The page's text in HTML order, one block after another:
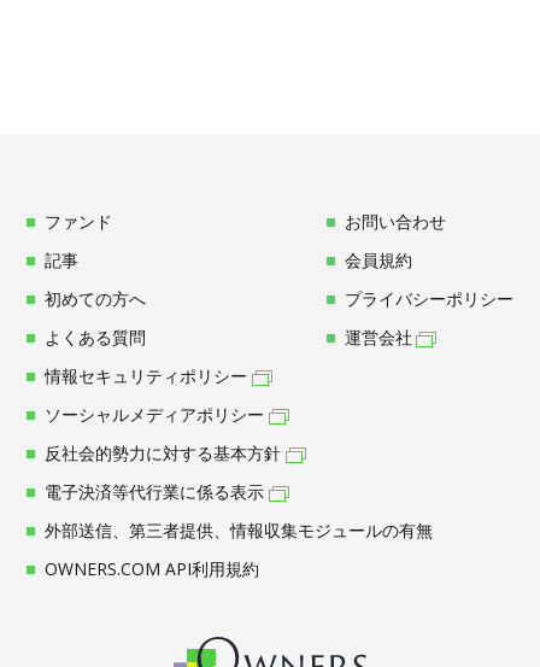
ファンド
記事
初めての方へ
よくある質問
お問い合わせ
会員規約
プライバシーポリシー
運営会社
情報セキュリティポリシー
ソーシャルメディアポリシー
反社会的勢力に対する基本方針
電子決済等代行業に係る表示
外部送信、第三者提供、情報収集モジュールの有無
OWNERS.COM API利用規約